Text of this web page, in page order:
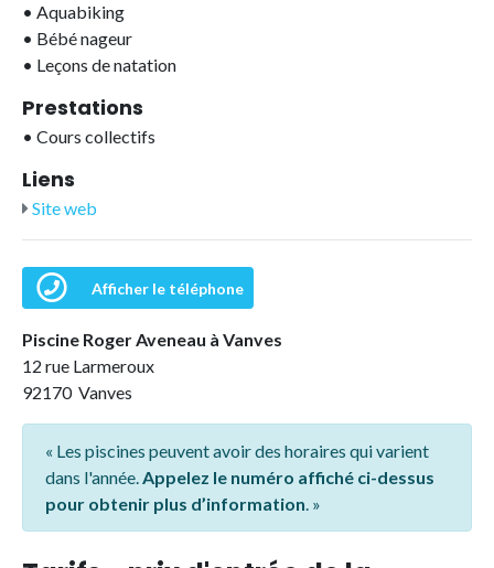
• Aquabiking
• Bébé nageur
• Leçons de natation
Prestations
• Cours collectifs
Liens
Site web
Afficher le téléphone
Piscine Roger Aveneau à Vanves
12 rue Larmeroux
92170 Vanves
« Les piscines peuvent avoir des horaires qui varient
dans l'année.Appelez le numéro affiché ci-dessus
pour obtenir plus d’information. »